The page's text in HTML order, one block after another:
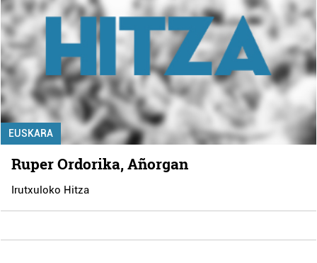
EUSKARA
Ruper Ordorika, Añorgan
Irutxuloko Hitza